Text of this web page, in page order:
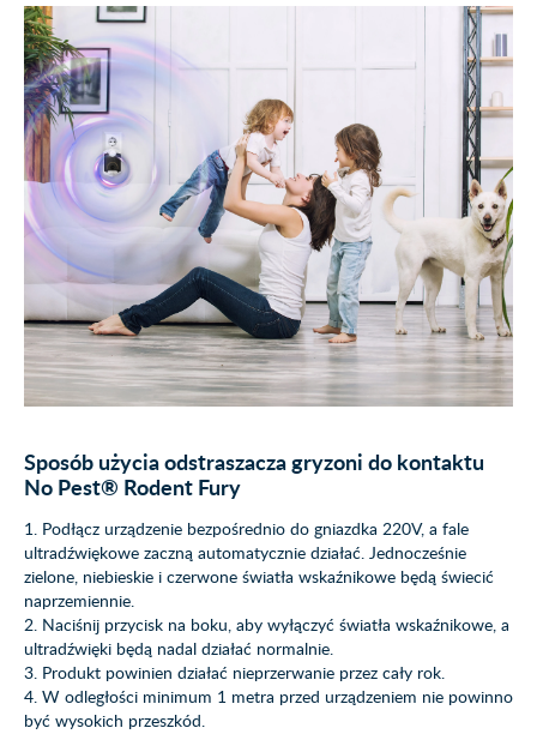
Sposób użycia odstraszacza gryzoni do kontaktu
No Pest® Rodent Fury
1. Podłącz urządzenie bezpośrednio do gniazdka 220V, a fale
ultradźwiękowe zaczną automatycznie działać. Jednocześnie
zielone, niebieskie i czerwone światła wskaźnikowe będą świecić
naprzemiennie.
2. Naciśnij przycisk na boku, aby wyłączyć światła wskaźnikowe, a
ultradźwięki będą nadal działać normalnie.
3. Produkt powinien działać nieprzerwanie przez cały rok.
4. W odległości minimum 1 metra przed urządzeniem nie powinno
być wysokich przeszkód.